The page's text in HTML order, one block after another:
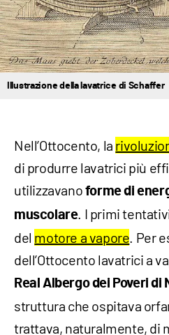
Illustrazione della lavatrice di Schaffer
Nell’Ottocento, la
di produrre lavatrici più
utilizzavano forme di
muscolare. I primi
del motore a vapore . Per
dell’Ottocento lavatrici a
Real Albergo dei Poveri di
struttura che ospitava
trattava, naturalmente, di